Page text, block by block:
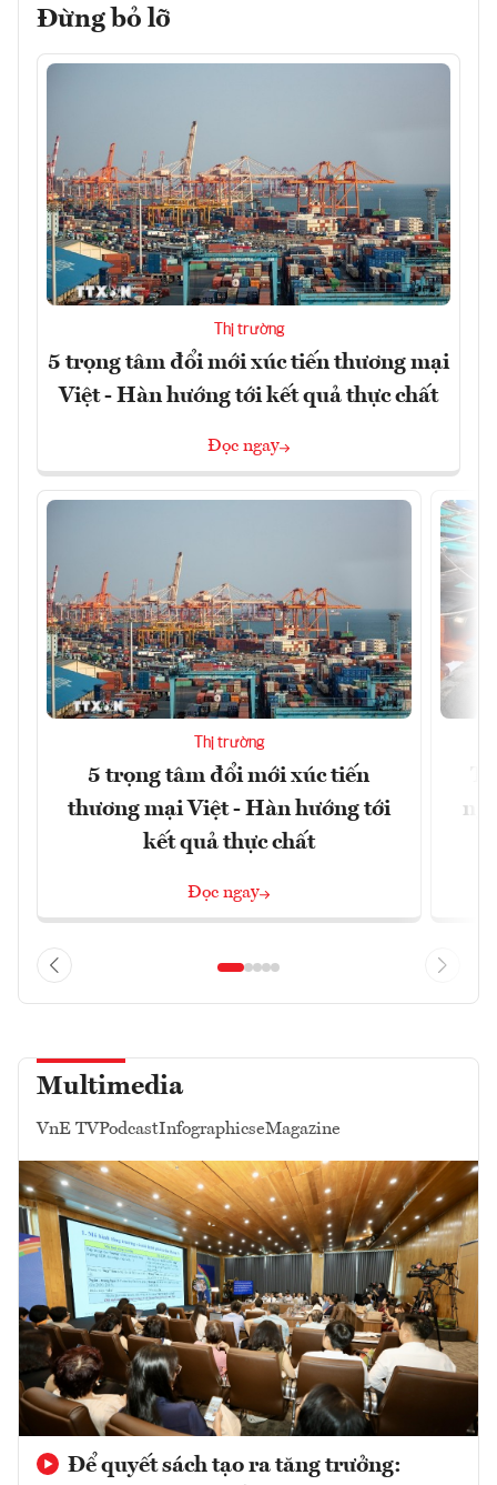
Đừng bỏ lỡ
Thị trường
5 trọng tâm đổi mới xúc tiến thương mại
Việt - Hàn hướng tới kết quả thực chất
Đọc ngay
Thị trường
5 trọng tâm đổi mới xúc tiến
thương mại Việt - Hàn hướng tới
kết quả thực chất
Đọc ngay
Multimedia
VnE TVPodcastInfographicseMagazine
Để quyết sách tạo ra tăng trưởng: